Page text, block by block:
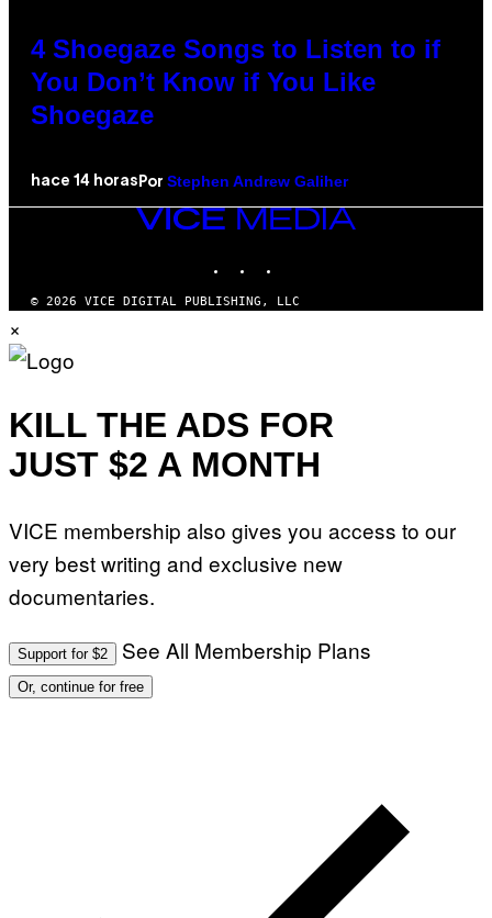
4 Shoegaze Songs to Listen to if
You Don’t Know if You Like
Shoegaze
hace 14 horas Por Stephen Andrew Galiher
VICE
MEDIA
© 2026 VICE DIGITAL PUBLISHING, LLC
×
KILL THE ADS FOR
JUST $2 A MONTH
VICE membership also gives you access to our
very best writing and exclusive new
documentaries.
Support for $2 See All Membership Plans
Or, continue for free